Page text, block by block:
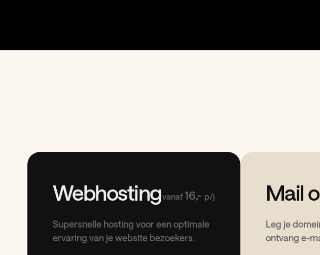
Webhostingvanaf16,- p/j
Supersnelle hosting voor een optimale
ervaring van je website bezoekers.
Mail
Leg je
ontvang e-